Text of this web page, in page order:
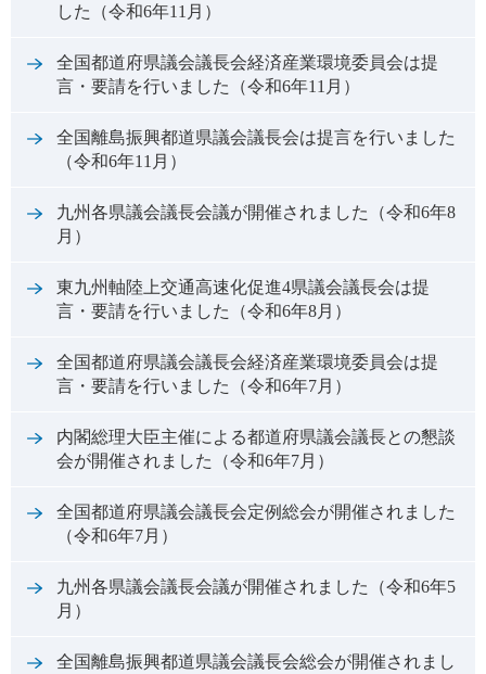
した（令和6年11月）
全国都道府県議会議長会経済産業環境委員会は提
言・要請を行いました（令和6年11月）
全国離島振興都道県議会議長会は提言を行いました
（令和6年11月）
九州各県議会議長会議が開催されました（令和6年8
月）
東九州軸陸上交通高速化促進4県議会議長会は提
言・要請を行いました（令和6年8月）
全国都道府県議会議長会経済産業環境委員会は提
言・要請を行いました（令和6年7月）
内閣総理大臣主催による都道府県議会議長との懇談
会が開催されました（令和6年7月）
全国都道府県議会議長会定例総会が開催されました
（令和6年7月）
九州各県議会議長会議が開催されました（令和6年5
月）
全国離島振興都道県議会議長会総会が開催されまし